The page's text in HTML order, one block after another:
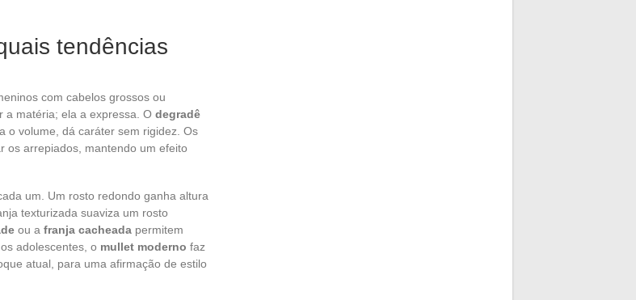
tendências
com cabelos grossos ou
a matéria; ela a expressa. O degradê
o volume, dá caráter sem rigidez. Os
os arrepiados, mantendo um efeito
um. Um rosto redondo ganha altura
texturizada suaviza um rosto
ou a franja cacheada permitem
adolescentes, o mullet moderno faz
atual, para uma afirmação de estilo